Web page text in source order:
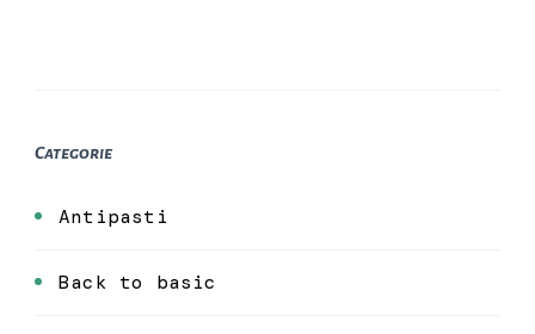
Categorie
Antipasti
Back to basic